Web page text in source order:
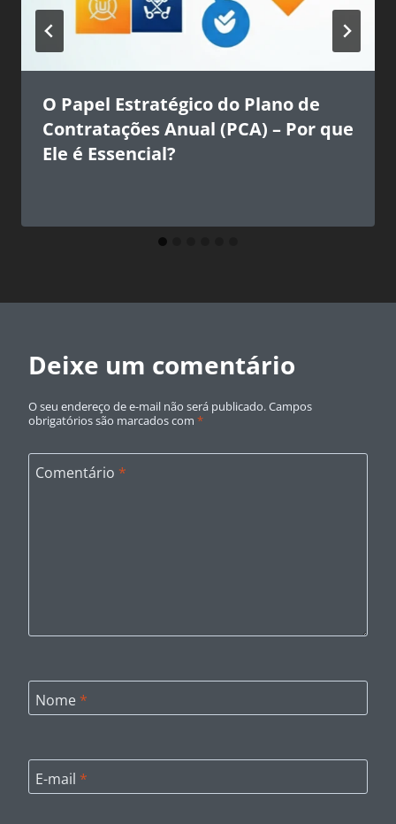
O Papel Estratégico do Plano de
Contratações Anual (PCA) – Por que
Ele é Essencial?
Deixe um comentário
O seu endereço de e-mail não será publicado.Campos
obrigatórios são marcados com *
Comentário *
Nome *
E-mail *